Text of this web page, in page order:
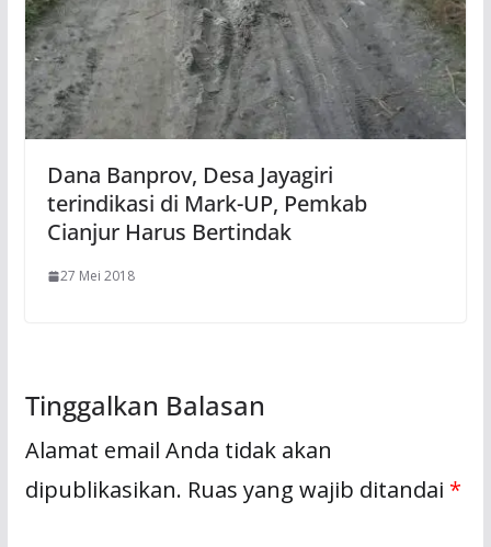
Dana Banprov, Desa Jayagiri
terindikasi di Mark-UP, Pemkab
Cianjur Harus Bertindak
27 Mei 2018
Tinggalkan Balasan
Alamat email Anda tidak akan
dipublikasikan. Ruas yang wajib ditandai *